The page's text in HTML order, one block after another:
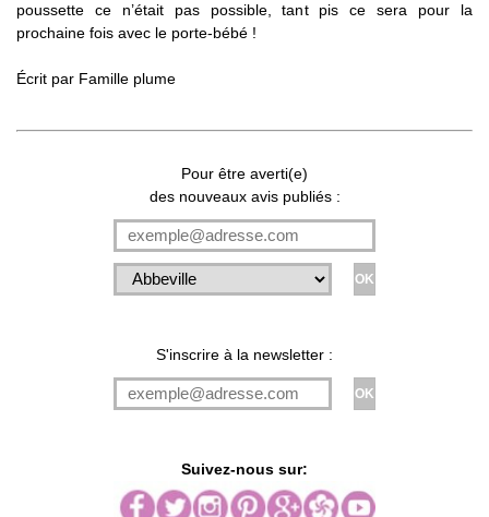
poussette ce n’était pas possible, tant pis ce sera pour la
prochaine fois avec le porte-bébé !
Écrit par Famille plume
Pour être averti(e)
des nouveaux avis publiés :
S'inscrire à la newsletter :
Suivez-nous sur: